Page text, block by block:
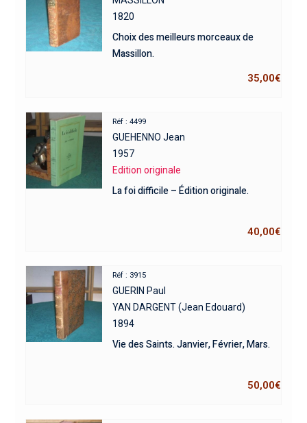
1820
Choix des meilleurs morceaux de
Massillon.
35,00€
Réf : 4499
GUEHENNO Jean
1957
Edition originale
La foi difficile – Édition originale.
40,00€
Réf : 3915
GUERIN Paul
YAN DARGENT (Jean Edouard)
1894
Vie des Saints. Janvier, Février, Mars.
50,00€